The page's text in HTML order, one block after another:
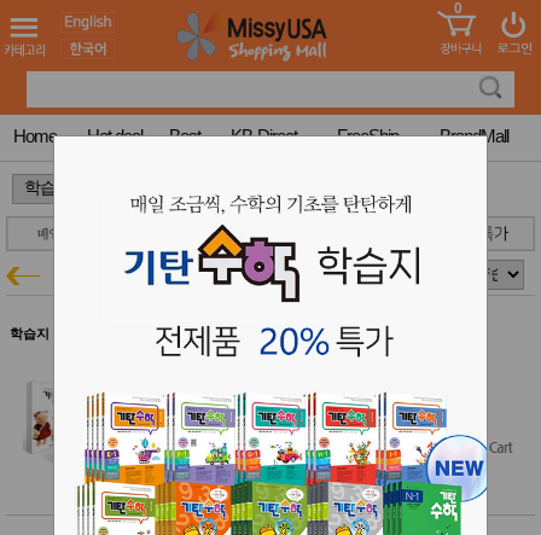
도 어린이
청소년
컬러링
북
한국학
습지
미국학
습지
고
국 송
꽃배송
건 홍삼전
건강보
조제품
기능성
건강식
Diet/여
성용품
MissyShop
Login
0
Home Hot deal Best KB-Direct FreeShip BrandMall
학습지특가
학습지 $50 이상 무료배송
$45.00
$40.50(10% off)